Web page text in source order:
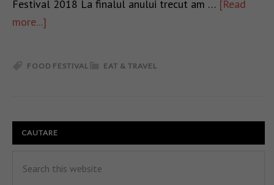
Festival 2018 La finalul anului trecut am … [Read
more...]
EAT & TRAVEL
FOOD FESTIVAL
CAUTARE